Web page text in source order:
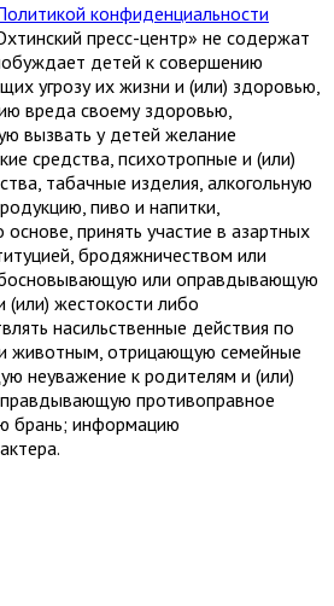
конфиденциальности
пресс-центр» не содержат
детей к совершению
угрозу их жизни и (или) здоровью,
вреда своему здоровью,
вызвать у детей желание
средства, психотропные и (или)
табачные изделия, алкогольную
пиво и напитки,
основе, принять участие в азартных
бродяжничеством или
или оправдывающую
(или) жестокости либо
насильственные действия по
животным, отрицающую семейные
неуважение к родителям и (или)
противоправное
брань; информацию